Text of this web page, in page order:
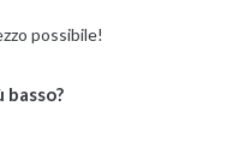
possibile!